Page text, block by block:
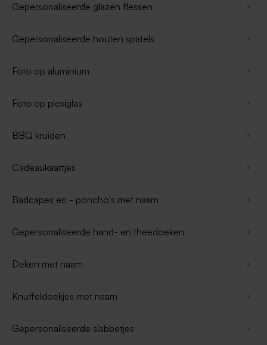
Gepersonaliseerde glazen flessen
Gepersonaliseerde houten spatels
Foto op aluminium
Foto op plexiglas
BBQ kruiden
Cadeaukaartjes
Badcapes en - poncho's met naam
Gepersonaliseerde hand- en theedoeken
Deken met naam
Knuffeldoekjes met naam
Gepersonaliseerde slabbetjes